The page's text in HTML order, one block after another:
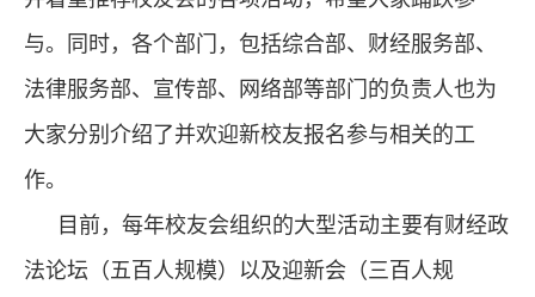
与。同时，各个部门，包括综合部、财经服务部、
法律服务部、宣传部、网络部等部门的负责人也为
大家分别介绍了并欢迎新校友报名参与相关的工
作。
目前，每年校友会组织的大型活动主要有财经政
法论坛（五百人规模）以及迎新会（三百人规